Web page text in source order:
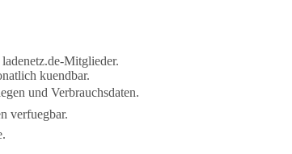
Mitglieder.
kuendbar.
und Verbrauchsdaten.
verfuegbar.